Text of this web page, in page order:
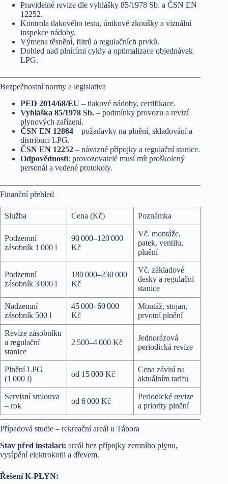
Pravidelné revize dle vyhlášky 85/1978 Sb. a ČSN EN
12252.
Kontrola tlakového testu, únikové zkoušky a vizuální
inspekce nádoby.
Výmena těsnění, filtrů a regulačních prvků.
Dohled nad plnícími cykly a optimalizace objednávek
LPG.
Bezpečnostní normy a legislativa
PED 2014/68/EU – tlakové nádoby, certifikace.
Vyhláška 85/1978 Sb. – podmínky provozu a revizí
plynových zařízení.
ČSN EN 12864 – požadavky na plnění, skladování a
distribuci LPG.
ČSN EN 12252 – návazné přípojky a regulační stanice.
Odpovědností: provozovatelé musí mít proškolený
personál a vedené protokoly.
Finanční přehled
Služba Cena (Kč) Poznámka
Podzemní
zásobník 1 000 l
90 000–120 000
Kč
Vč. montáže,
patek, ventilu,
plnění
Podzemní
zásobník 3 000 l
180 000–230 000
Kč
Vč. základové
desky a regulační
stanice
Nadzemní
zásobník 500 l
45 000–60 000
Kč
Montáž, stojan,
prvotní plnění
Revize zásobníku
a regulační
stanice
2 500–4 000 Kč
Jednorázová
periodická revize
Plnění LPG
(1 000 l)
od 15 000 Kč
Cena závisí na
aktuálním tarifu
Servisní smlouva
– rok
od 6 000 Kč
Periodické revize
a priority plnění
Případová studie – rekreační areál u Tábora
Stav před instalací: areál bez přípojky zemního plynu,
vytápění elektrokotli a dřevem.
Řešení K-PLYN: